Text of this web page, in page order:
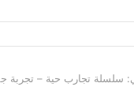
سياسي يعيد رسم المشهد
سلسلة تجارب حية – تجربة